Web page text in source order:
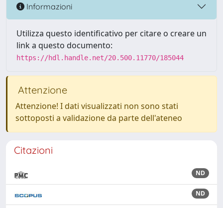
Informazioni
Utilizza questo identificativo per citare o creare un
link a questo documento:
https://hdl.handle.net/20.500.11770/185044
Attenzione
Attenzione! I dati visualizzati non sono stati
sottoposti a validazione da parte dell'ateneo
Citazioni
ND
ND